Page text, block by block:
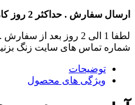
ارسال سفارش . حداکثر 2 روز کاری
لطفا 1 الی 2 روز بعد
شماره تماس های سایت زنگ
توضیحات
ویژگی های محصول